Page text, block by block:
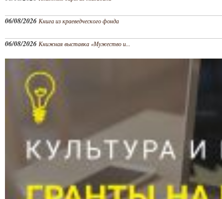
06/08/2026 Книга из краеведческого фонда
06/08/2026 Книжная выставка «Мужество и...